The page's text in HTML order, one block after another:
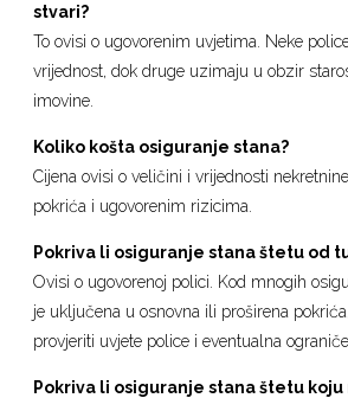
stvari?
To ovisi o ugovorenim uvjetima. Neke
vrijednost, dok druge uzimaju u obzir
imovine.
Koliko košta osiguranje stana?
Cijena ovisi o veličini i vrijednosti
pokrića i ugovorenim rizicima.
Pokriva li osiguranje stana štetu od
Ovisi o ugovorenoj polici. Kod mnogih
je uključena u osnovna ili proširena
provjeriti uvjete police i eventualna
Pokriva li osiguranje stana štetu koju